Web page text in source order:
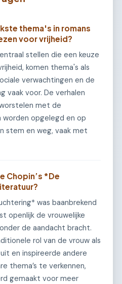
thema's in romans
voor vrijheid?
stellen die een keuze
komen thema's als
verwachtingen en de
vaak voor. De verhalen
met de
worden opgelegd en op
stem en weg, vaak met
Chopin’s *De
was baanbrekend
openlijk de vrouwelijke
de aandacht bracht.
rol van de vrouw als
en inspireerde andere
thema’s te verkennen,
gemaakt voor meer